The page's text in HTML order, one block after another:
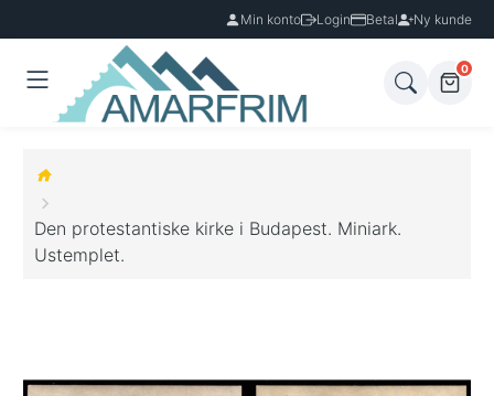
Min konto Login Betal Ny kunde
0
Den protestantiske kirke i Budapest. Miniark.
Ustemplet.